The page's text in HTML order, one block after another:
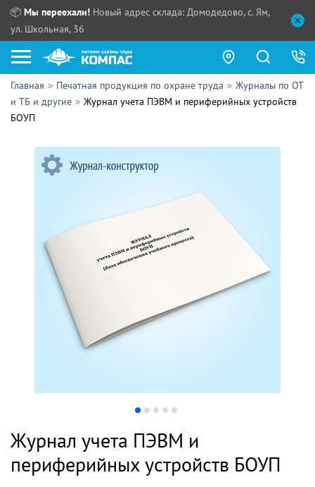
📦 Мы переехали! Новый адрес склада: Домодедово, с. Ям,
ул. Школьная, 36
Как купить?
Прайс-листы
Сотрудничество
Поставщикам
Обзоры
Контакты
ПН - ЧТ:
Главная Печатная продукция по охране труда
Журналы по ОТ
и ТБ и другие
Журнал учета ПЭВМ и периферийных устройств
БОУП
Журнал учета ПЭВМ и
периферийных устройств БОУП